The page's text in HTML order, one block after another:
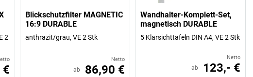
2
€
Blickschutzfilter MAGNETIC
16:9 DURABLE
anthrazit/grau, VE 2 Stk
Netto
ab 86,90 €
Wandhalter-Komplett-Set,
magnetisch DURABLE
5 Klarsichttafeln DIN A4, VE 2 Stk
Netto
ab 123,- €